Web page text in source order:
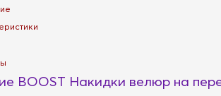
BOOST Накидки велюр на